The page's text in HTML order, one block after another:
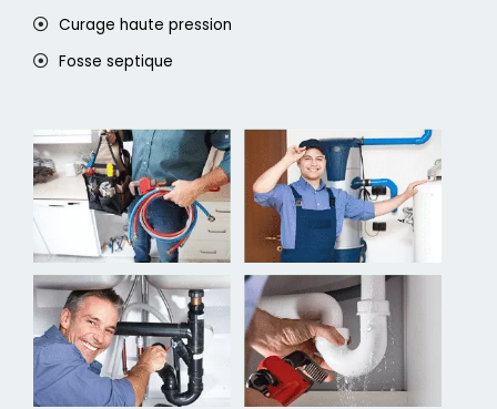
Curage haute pression
Fosse septique